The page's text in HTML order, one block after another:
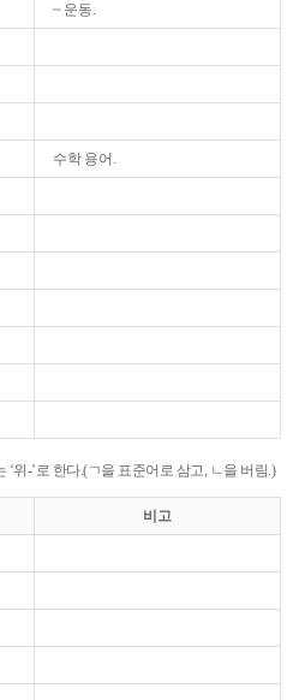
~ 운동.
수학 용어.
위-’로 한다.(ㄱ을 표준어로 삼고, ㄴ을 버림.)
비고